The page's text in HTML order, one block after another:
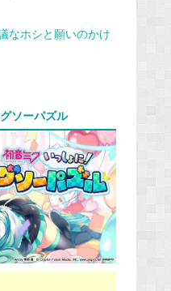
なホシと願いのかけ
ソーパズル